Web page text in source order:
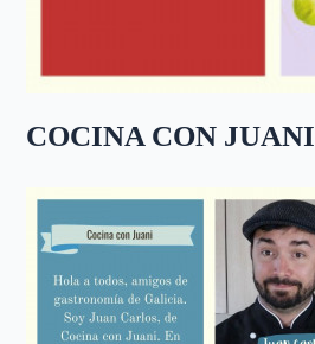
COCINA CON JUANI